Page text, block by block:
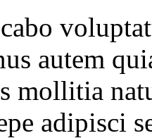
autem
mollitia
adipisci